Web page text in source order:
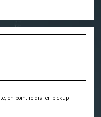
en point relais, en pickup